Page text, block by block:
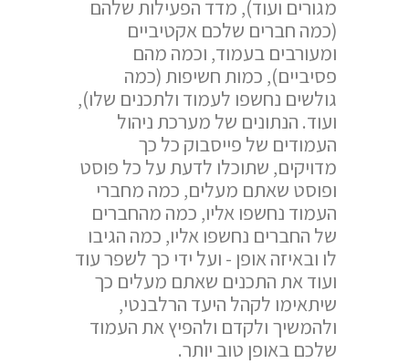
מגורים ועוד), מדד הפעילות שלהם
(כמה חברים שלכם אקטיביים
ומעורבים בעמוד, וכמה מהם
פסיביים), כמות חשיפות (כמה
גולשים נחשפו לעמוד ולתכנים שלו),
ועוד. הנתונים של מערכת ניהול
העמודים של פייסבוק כל כך
מדויקים, שתוכלו לדעת על כל פוסט
ופוסט שאתם מעלים, כמה מחברי
העמוד נחשפו אליו, כמה מהחברים
של החברים נחשפו אליו, כמה הגיבו
לו ובאיזה אופן - ועל ידי כך לשפר עוד
ועוד את התכנים שאתם מעלים כך
שיתאימו לקהל היעד הרלבנטי,
ולהמשיך ולקדם ולהפיץ את העמוד
שלכם באופן טוב יותר.